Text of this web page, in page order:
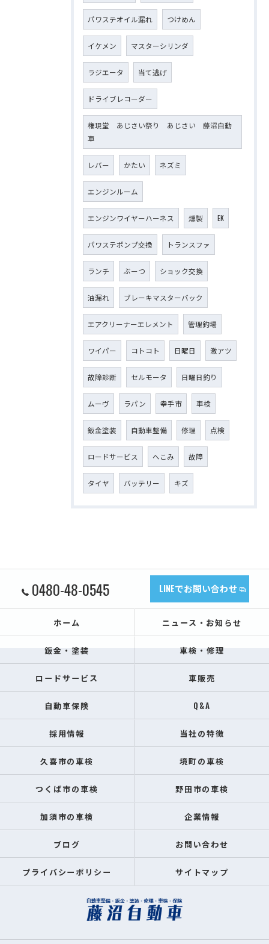
パワステオイル漏れ つけめん
イケメン マスターシリンダ
ラジエータ 当て逃げ
ドライブレコーダー
権現堂 あじさい祭り あじさい 藤沼自動
車
レバー かたい ネズミ
エンジンルーム
エンジンワイヤーハーネス 燻製 EK
パワステポンプ交換 トランスファ
ランチ ぶーつ ショック交換
油漏れ ブレーキマスターバック
エアクリーナーエレメント 管理釣場
ワイパー コトコト 日曜日 激アツ
故障診断 セルモータ 日曜日釣り
ムーヴ ラパン 幸手市 車検
鈑金塗装 自動車整備 修理 点検
ロードサービス へこみ 故障
タイヤ バッテリー キズ
0480-48-0545 LINEでお問い合わせ
ホーム ニュース・お知らせ
鈑金・塗装 車検・修理
ロードサービス 車販売
自動車保険 Q&A
採用情報 当社の特徴
久喜市の車検 境町の車検
つくば市の車検 野田市の車検
加須市の車検 企業情報
ブログ お問い合わせ
プライバシーポリシー サイトマップ